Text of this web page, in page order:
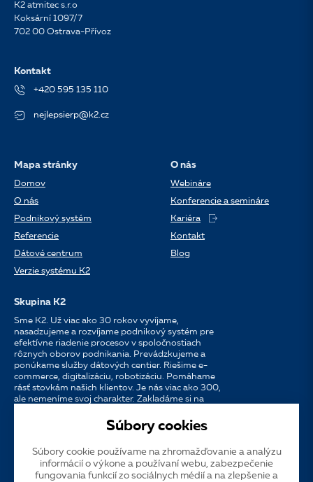
K2 atmitec s.r.o
Koksární 1097/7
702 00 Ostrava-Přívoz
Kontakt
+420 595 135 110
nejlepsierp@k2.cz
Mapa stránky
Domov
O nás
Podnikový systém
Referencie
Dátové centrum
Verzie systému K2
O nás
Webináre
Konferencie a semináre
Kariéra
Kontakt
Blog
Skupina K2
Sme K2. Už viac ako 30 rokov vyvíjame,
nasadzujeme a rozvíjame podnikový systém pre
efektívne riadenie procesov v spoločnostiach
rôznych oborov podnikania. Prevádzkujeme a
ponúkame služby dátových centier. Riešime e-
commerce, digitalizáciu, robotizáciu. Pomáhame
rásť stovkám našich klientov. Je nás viac ako 300,
ale nemeníme svoj charakter. Zakladáme si na
Jazyk CS EN SK
Súbory cookies
Súbory cookie používame na zhromažďovanie a analýzu
informácií o výkone a používaní webu, zabezpečenie
fungovania funkcií zo sociálnych médií a na zlepšenie a